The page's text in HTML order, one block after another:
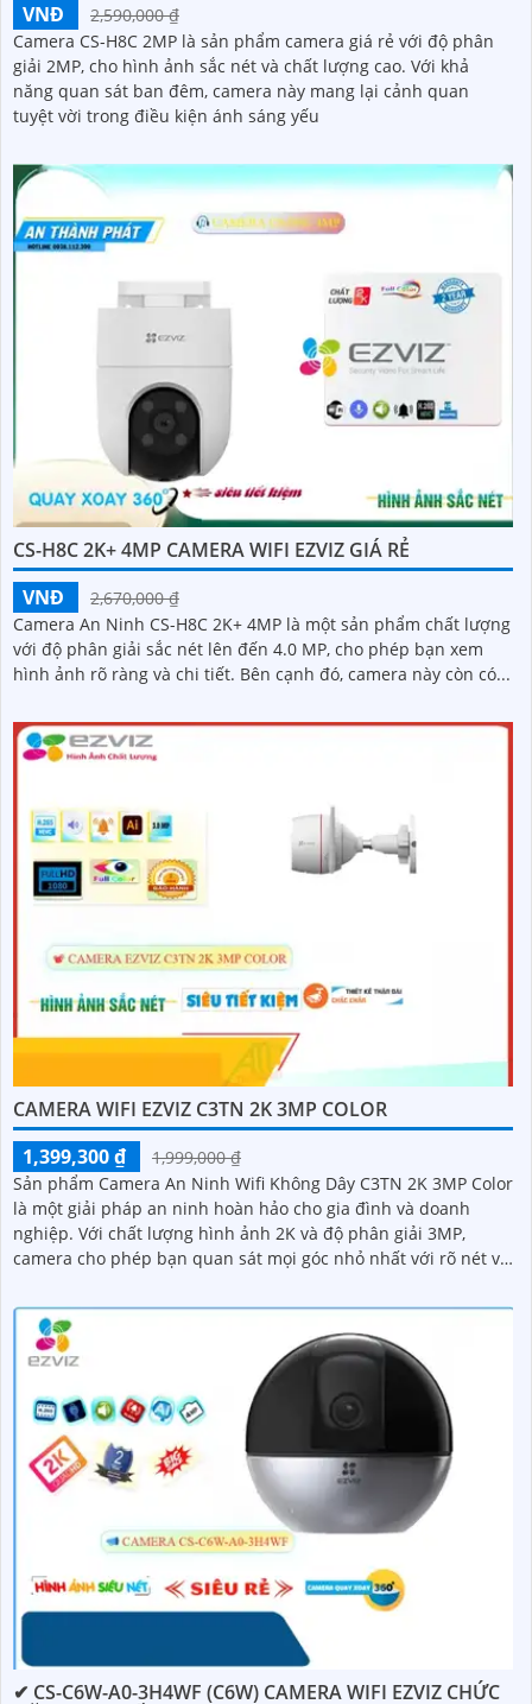
VNĐ
2,590,000 ₫
Camera CS-H8C 2MP là sản phẩm camera giá rẻ với độ phân
giải 2MP, cho hình ảnh sắc nét và chất lượng cao. Với khả
năng quan sát ban đêm, camera này mang lại cảnh quan
tuyệt vời trong điều kiện ánh sáng yếu
CS-H8C 2K+ 4MP CAMERA WIFI EZVIZ GIÁ RẺ
VNĐ
2,670,000 ₫
Camera An Ninh CS-H8C 2K+ 4MP là một sản phẩm chất lượng
với độ phân giải sắc nét lên đến 4.0 MP, cho phép bạn xem
hình ảnh rõ ràng và chi tiết. Bên cạnh đó, camera này còn có...
CAMERA WIFI EZVIZ C3TN 2K 3MP COLOR
1,399,300 ₫
1,999,000 ₫
Sản phẩm Camera An Ninh Wifi Không Dây C3TN 2K 3MP Color
là một giải pháp an ninh hoàn hảo cho gia đình và doanh
nghiệp. Với chất lượng hình ảnh 2K và độ phân giải 3MP,
camera cho phép bạn quan sát mọi góc nhỏ nhất với rõ nét và
✔ CS-C6W-A0-3H4WF (C6W) CAMERA WIFI EZVIZ CHỨC